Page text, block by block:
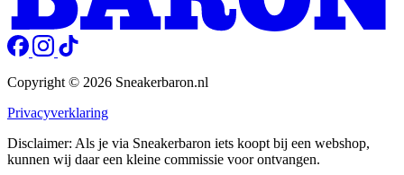
Copyright © 2026 Sneakerbaron.nl
Privacyverklaring
Disclaimer: Als je via Sneakerbaron iets koopt bij een webshop,
kunnen wij daar een kleine commissie voor ontvangen.